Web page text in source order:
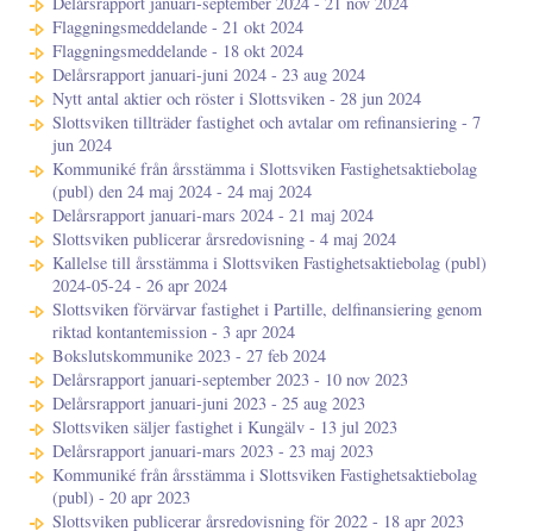
Flaggningsmeddelande - 21 okt 2024
Flaggningsmeddelande - 18 okt 2024
Delårsrapport januari-juni 2024 - 23 aug 2024
Nytt antal aktier och röster i Slottsviken - 28 jun 2024
Slottsviken tillträder fastighet och avtalar om refinansiering - 7
jun 2024
Kommuniké från årsstämma i Slottsviken Fastighetsaktiebolag
(publ) den 24 maj 2024 - 24 maj 2024
Delårsrapport januari-mars 2024 - 21 maj 2024
Slottsviken publicerar årsredovisning - 4 maj 2024
Kallelse till årsstämma i Slottsviken Fastighetsaktiebolag (publ)
2024-05-24 - 26 apr 2024
Slottsviken förvärvar fastighet i Partille, delfinansiering genom
riktad kontantemission - 3 apr 2024
Bokslutskommunike 2023 - 27 feb 2024
Delårsrapport januari-september 2023 - 10 nov 2023
Delårsrapport januari-juni 2023 - 25 aug 2023
Slottsviken säljer fastighet i Kungälv - 13 jul 2023
Delårsrapport januari-mars 2023 - 23 maj 2023
Kommuniké från årsstämma i Slottsviken Fastighetsaktiebolag
(publ) - 20 apr 2023
Slottsviken publicerar årsredovisning för 2022 - 18 apr 2023